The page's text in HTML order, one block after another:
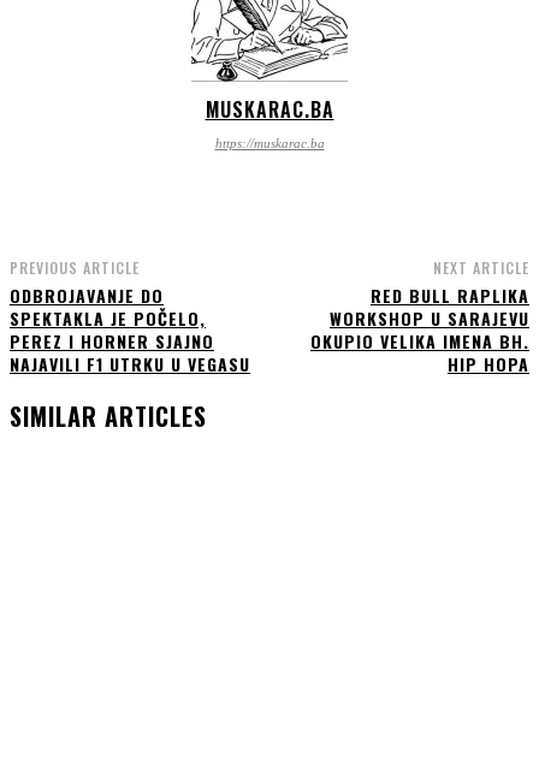
MUSKARAC.BA
https://muskarac.ba
PREVIOUS ARTICLE
ODBROJAVANJE DO
SPEKTAKLA JE POČELO,
PEREZ I HORNER SJAJNO
NAJAVILI F1 UTRKU U VEGASU
NEXT ARTICLE
RED BULL RAPLIKA
WORKSHOP U SARAJEVU
OKUPIO VELIKA IMENA BH.
HIP HOPA
SIMILAR ARTICLES